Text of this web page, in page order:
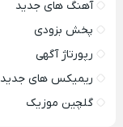
آهنگ های جدید
پخش بزودی
رپورتاژ آگهی
ریمیکس های جدید
گلچین موزیک